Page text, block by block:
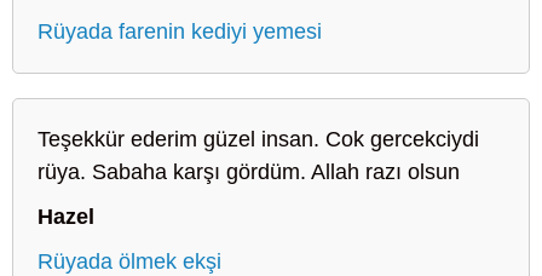
Rüyada farenin kediyi yemesi
Teşekkür ederim güzel insan. Cok gercekciydi
rüya. Sabaha karşı gördüm. Allah razı olsun
Hazel
Rüyada ölmek ekşi